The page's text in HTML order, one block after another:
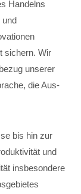
Handelns
und
sichern. Wir
unserer
die Aus-
bis hin zur
und
insbesondere